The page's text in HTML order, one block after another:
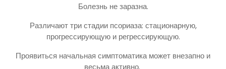
Болезнь не заразна.
Различают три стадии псориаза: стационарную,
прогрессирующую и регрессирующую.
Проявиться начальная симптоматика может внезапно и
весьма активно.